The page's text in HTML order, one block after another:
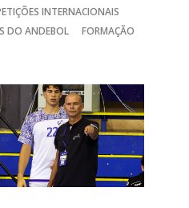
INTERNACIONAIS
DO ANDEBOL
FORMAÇÃO